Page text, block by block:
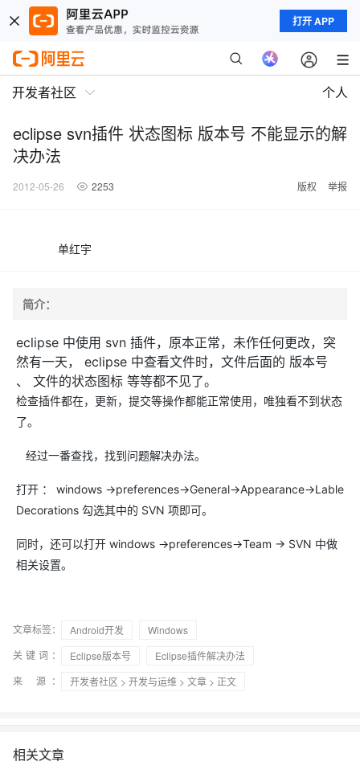
打开 APP
开发者社区 个人
eclipse svn插件 状态图标 版本号 不能显示的解
决办法
2012-05-26 2253 版权 举报
单红宇
简介：
eclipse 中使用 svn 插件，原本正常，未作任何更改，突
然有一天， eclipse 中查看文件时，文件后面的 版本号
、 文件的状态图标 等等都不见了。
检查插件都在，更新，提交等操作都能正常使用，唯独看不到状态
了。
经过一番查找，找到问题解决办法。
打开 ： windows ->preferences->General->Appearance->Lable
Decorations 勾选其中的 SVN 项即可。
同时，还可以打开 windows ->preferences->Team -> SVN 中做
相关设置。
文章标签： Android开发
Windows
关键词：
Eclipse版本号
Eclipse插件解决办法
来 源：
开发者社区 > 开发与运维 > 文章 > 正文
相关文章